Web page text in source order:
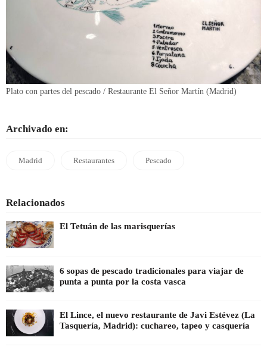
Plato con partes del pescado / Restaurante El Señor Martín (Madrid)
Archivado en:
Madrid Restaurantes Pescado
Relacionados
El Tetuán de las marisquerías
6 sopas de pescado tradicionales para viajar de
punta a punta por la costa vasca
El Lince, el nuevo restaurante de Javi Estévez (La
Tasquería, Madrid): cuchareo, tapeo y casquería